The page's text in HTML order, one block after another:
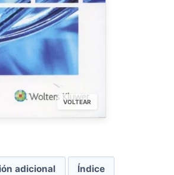
VOLTEAR
adicional Índice